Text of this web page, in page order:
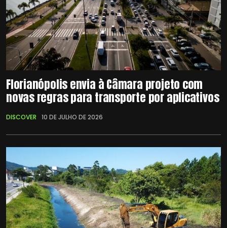
Florianópolis envia à Câmara projeto com
novas regras para transporte por aplicativos
DISCOVER 10 DE JULHO DE 2026